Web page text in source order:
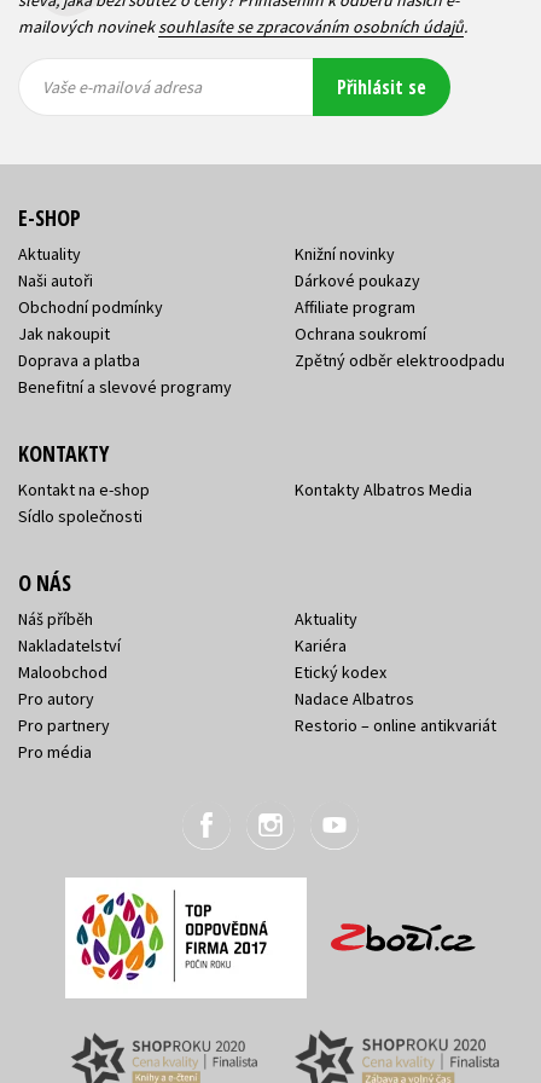
mailových novineksouhlasíte se zpracováním osobních údajů.
mailová
mailová
Vaše e-mailová adresa Přihlásit se
E-SHOP
Aktuality
Naši autoři
Obchodní podmínky
Jak nakoupit
Doprava a platba
Benefitní a slevové programy
Knižní novinky
Dárkové poukazy
Affiliate program
Ochrana soukromí
Zpětný odběr elektroodpadu
KONTAKTY
Kontakt na e-shop
Sídlo společnosti
Kontakty Albatros Media
O NÁS
Náš příběh
Nakladatelství
Maloobchod
Pro autory
Pro partnery
Pro média
Aktuality
Kariéra
Etický kodex
Nadace Albatros
Restorio – online antikvariát